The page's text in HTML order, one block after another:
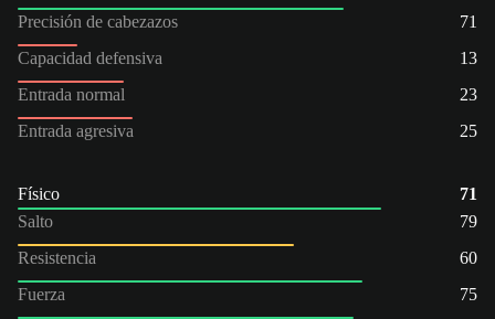
Precisión de cabezazos
71
Capacidad defensiva
13
Entrada normal
23
Entrada agresiva
25
Físico
71
Salto
79
Resistencia
60
Fuerza
75